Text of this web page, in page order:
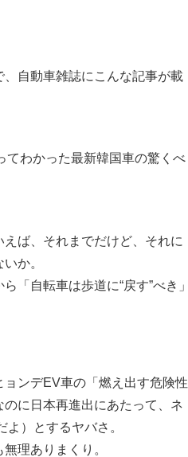
自動車雑誌にこんな記事が載
てわかった最新韓国車の驚くべ
ば、それまでだけど、それに
か。
「自転車は歩道に“戻す”べき」
ンデEV車の「燃え出す危険性
に日本再進出にあたって、ネ
）とするヤバさ。
理ありまくり。